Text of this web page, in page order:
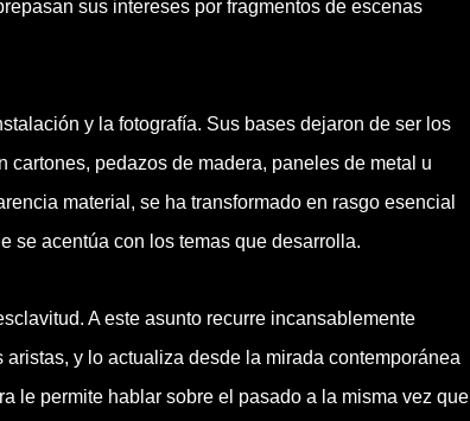
sus intereses por fragmentos de escenas
y la fotografía. Sus bases dejaron de ser los
pedazos de madera, paneles de metal u
material, se ha transformado en rasgo esencial
se acentúa con los temas que desarrolla.
A este asunto recurre incansablemente
y lo actualiza desde la mirada contemporánea
le permite hablar sobre el pasado a la misma vez que